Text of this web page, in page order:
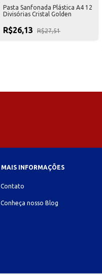
Pasta Sanfonada Plástica A4 12
Divisórias Cristal Golden
R$26,13 R$27,51
MAIS INFORMAÇÕES
Contato
Conheça nosso Blog